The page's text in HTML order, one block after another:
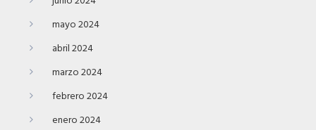
mayo 2024
abril 2024
marzo 2024
febrero 2024
enero 2024